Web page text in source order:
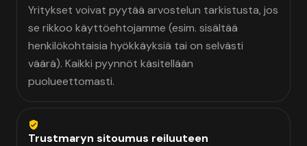
Yritykset voivat pyytää arvostelun tarkistusta, jos
se rikkoo käyttöehtojamme (esim. sisältää
henkilökohtaisia hyökkäyksiä tai on selvästi
väärä). Kaikki pyynnöt käsitellään
puolueettomasti.
Trustmaryn sitoumus reiluuteen